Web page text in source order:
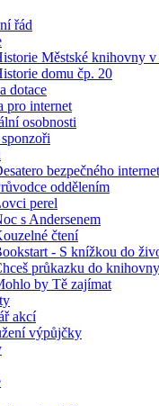
řád
Městské knihovny v
domu čp. 20
dotace
pro internet
osobnosti
bezpečného
oddělením
perel
s Andersenem
čtení
- S knížkou do
průkazku do
by Tě zajímat
akcí
výpůjčky